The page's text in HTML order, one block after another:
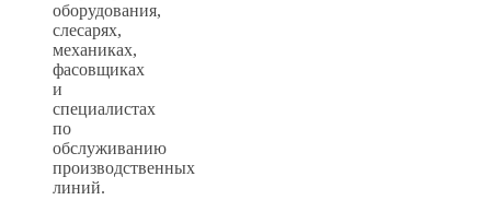
оборудования,
слесарях,
механиках,
фасовщиках
и
специалистах
по
обслуживанию
производственных
линий.